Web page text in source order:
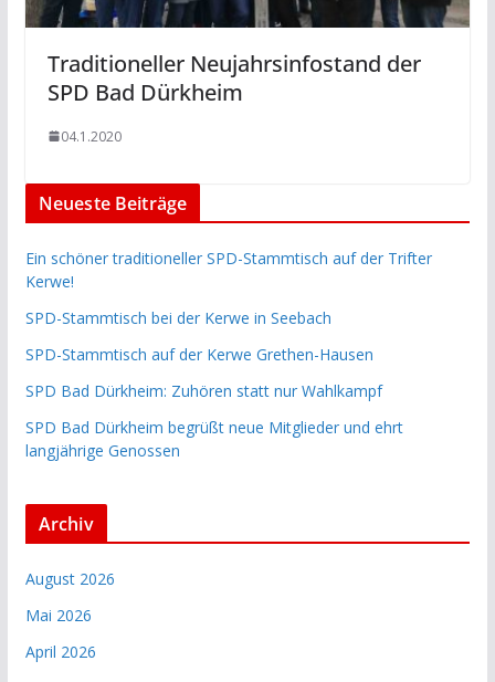
Traditioneller Neujahrsinfostand der
SPD Bad Dürkheim
04.1.2020
Neueste Beiträge
Ein schöner traditioneller SPD-Stammtisch auf der Trifter
Kerwe!
SPD-Stammtisch bei der Kerwe in Seebach
SPD-Stammtisch auf der Kerwe Grethen-Hausen
SPD Bad Dürkheim: Zuhören statt nur Wahlkampf
SPD Bad Dürkheim begrüßt neue Mitglieder und ehrt
langjährige Genossen
Archiv
August 2026
Mai 2026
April 2026